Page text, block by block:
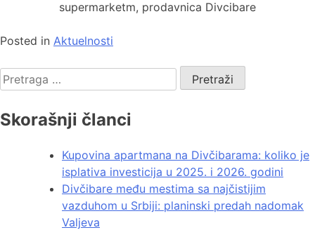
supermarketm, prodavnica Divcibare
Posted in Aktuelnosti
Skorašnji članci
Kupovina apartmana na Divčibarama: koliko je
isplativa investicija u 2025. i 2026. godini
Divčibare među mestima sa najčistijim
vazduhom u Srbiji: planinski predah nadomak
Valjeva